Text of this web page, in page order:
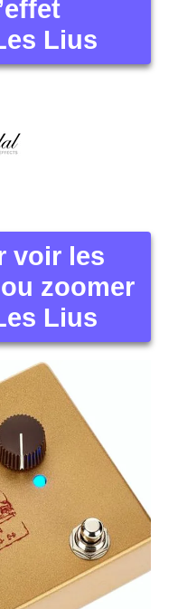
Lius
voir les
zoomer
Lius